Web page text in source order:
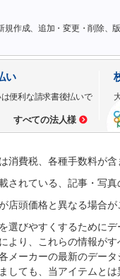
規作成、追加・変更・削除、
い
便利な請求書後払いで
すべての法人様
消費税、各種手数料が
されている、記事・写
店頭価格と異なる場合が
選びやすくするために
より、これらの情報が
メーカーの最新のデー
しても、当アイテムと